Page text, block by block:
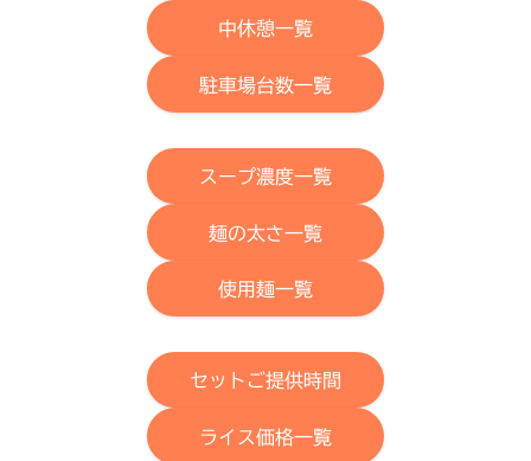
中休憩一覧
駐車場台数一覧
スープ濃度一覧
麺の太さ一覧
使用麺一覧
セットご提供時間
ライス価格一覧